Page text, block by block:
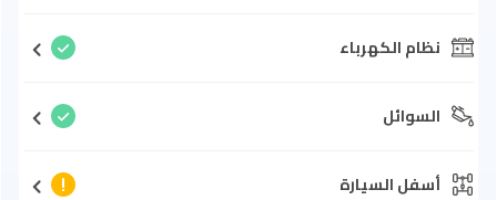
نظام الكهرباء
السوائل
أسفل السيارة